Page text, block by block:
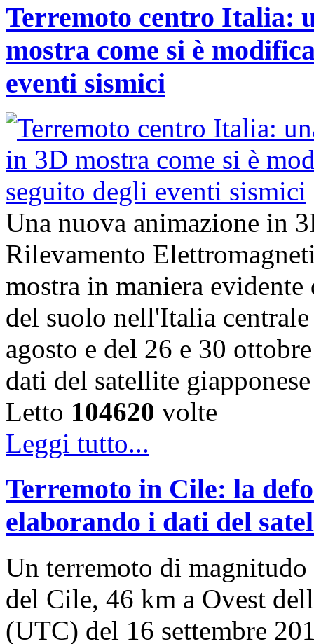
Terremoto centro Italia:
mostra come si è
eventi sismici
Una nuova animazione in
Rilevamento
mostra in maniera
del suolo nell'Italia
agosto e del 26 e 30
dati del satellite
Letto 104620 volte
Leggi tutto...
Terremoto in Cile: la
elaborando i dati del
Un terremoto di
del Cile, 46 km a Ovest
(UTC) del 16 settembre